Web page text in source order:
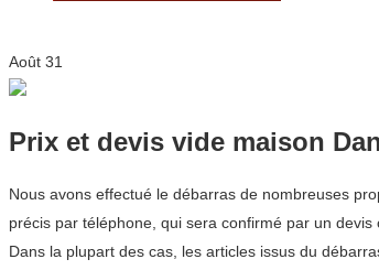
Août 31
Prix et devis vide maison
Nous avons effectué le débarras de nombreuses
précis par téléphone, qui sera confirmé par un devis
Dans la plupart des cas, les articles issus du